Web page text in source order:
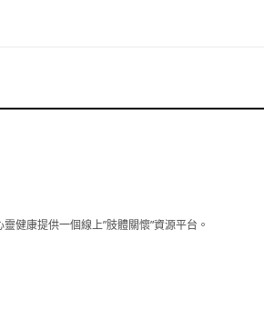
健康提供一個線上”肢體關懷”資源平台。